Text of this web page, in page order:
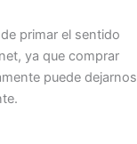
primar el sentido
ya que comprar
puede dejarnos